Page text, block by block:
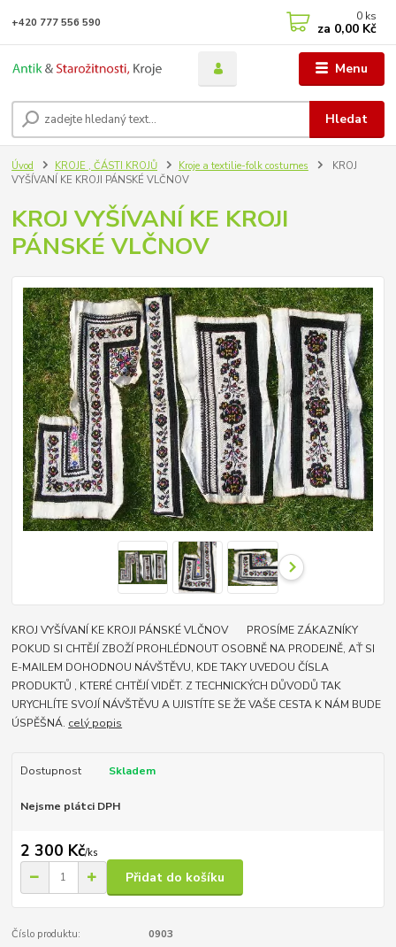
Menu
Hledat
+420 777 556 590 0 ks
za 0,00 Kč
Úvod KROJE , ČÁSTI KROJŮ Kroje a textilie-folk costumes
KROJ
VYŠÍVANÍ KE KROJI PÁNSKÉ VLČNOV
KROJ VYŠÍVANÍ KE KROJI
PÁNSKÉ VLČNOV
KROJ VYŠÍVANÍ KE KROJI PÁNSKÉ VLČNOV PROSÍME ZÁKAZNÍKY
POKUD SI CHTĚJÍ ZBOŽÍ PROHLÉDNOUT OSOBNĚ NA PRODEJNĚ, AŤ SI
E-MAILEM DOHODNOU NÁVŠTĚVU, KDE TAKY UVEDOU ČÍSLA
PRODUKTŮ , KTERÉ CHTĚJÍ VIDĚT. Z TECHNICKÝCH DŮVODŮ TAK
URYCHLÍTE SVOJÍ NÁVŠTĚVU A UJISTÍTE SE ŽE VAŠE CESTA K NÁM BUDE
ÚSPĚŠNÁ. celý popis
Dostupnost Skladem
Nejsme plátci DPH
2 300 Kč/ks
Přidat do košíku
Číslo produktu: 0903